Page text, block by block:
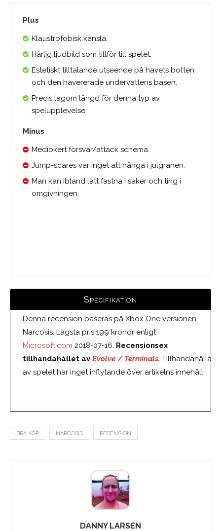
Plus
Klaustrofobisk känsla.
Härlig ljudbild som tillför till spelet.
Estetiskt tilltalande utseende på havets botten
och den havererade undervattens basen.
Precis lagom längd för denna typ av
spelupplevelse.
Minus
Mediokert försvar/attack schema.
Jump-scares var inget att hänga i julgranen.
Man kan ibland lätt fastna i saker och ting i
omgivningen.
Specifikation
Denna recension baseras på Xbox One versionen.
Narcosis. Lägsta pris 199 kronor enligt
Microsoft.com 2018-07-16. Recensionsex
tillhandahållet av Evolve / Terminals.
av spelet har inget inflytande över artikelns innehåll.
BRA KÖP NARCOSIS RECENSION
DANNY LARSEN